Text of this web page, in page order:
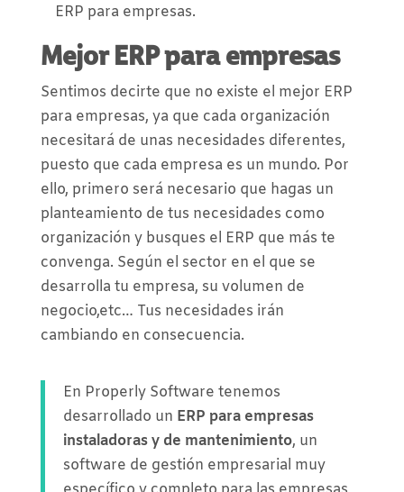
ERP para empresas.
Mejor ERP para empresas
Sentimos decirte que no existe el mejor ERP
para empresas, ya que cada organización
necesitará de unas necesidades diferentes,
puesto que cada empresa es un mundo. Por
ello, primero será necesario que hagas un
planteamiento de tus necesidades como
organización y busques el ERP que más te
convenga. Según el sector en el que se
desarrolla tu empresa, su volumen de
negocio,etc… Tus necesidades irán
cambiando en consecuencia.
En Properly Software tenemos
desarrollado un ERP para empresas
instaladoras y de mantenimiento, un
software de gestión empresarial muy